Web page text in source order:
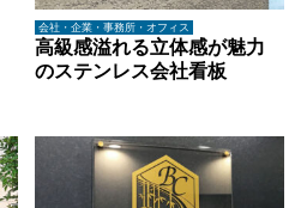
会社・企業・事務所・オフィス
高級感溢れる立体感が魅力
のステンレス会社看板